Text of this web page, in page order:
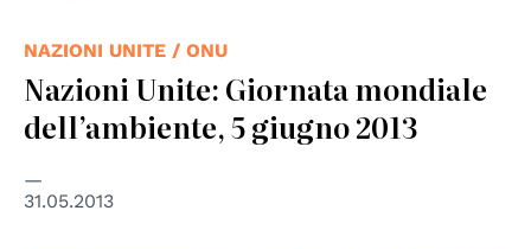
NAZIONI UNITE / ONU
Nazioni Unite: Giornata mondiale
dell’ambiente, 5 giugno 2013
31.05.2013